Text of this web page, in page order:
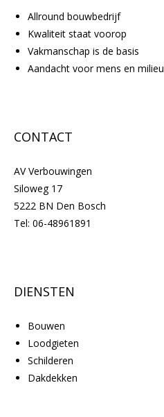
Allround bouwbedrijf
Kwaliteit staat voorop
Vakmanschap is de basis
Aandacht voor mens en milieu
CONTACT
AV Verbouwingen
Siloweg 17
5222 BN Den Bosch
Tel: 06-48961891
DIENSTEN
Bouwen
Loodgieten
Schilderen
Dakdekken